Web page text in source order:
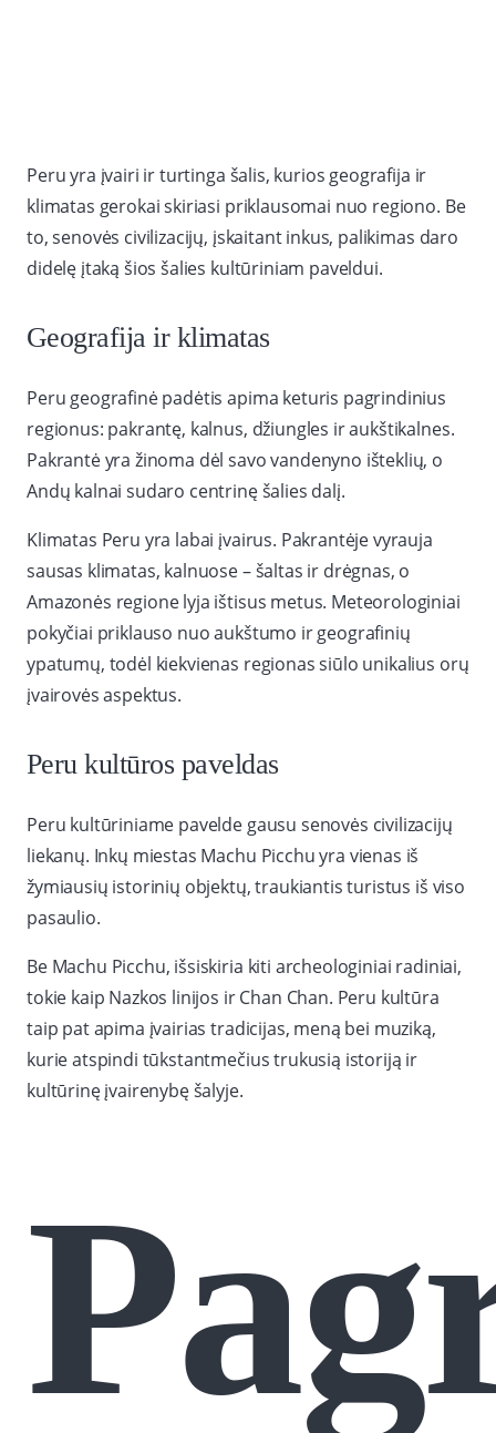
Peru yra įvairi ir turtinga šalis, kurios geografija ir
klimatas gerokai skiriasi priklausomai nuo regiono. Be
to, senovės civilizacijų, įskaitant inkus, palikimas daro
didelę įtaką šios šalies kultūriniam paveldui.
Geografija ir klimatas
Peru geografinė padėtis apima keturis pagrindinius
regionus: pakrantę, kalnus, džiungles ir aukštikalnes.
Pakrantė yra žinoma dėl savo vandenyno išteklių, o
Andų kalnai sudaro centrinę šalies dalį.
Klimatas Peru yra labai įvairus. Pakrantėje vyrauja
sausas klimatas, kalnuose – šaltas ir drėgnas, o
Amazonės regione lyja ištisus metus. Meteorologiniai
pokyčiai priklauso nuo aukštumo ir geografinių
ypatumų, todėl kiekvienas regionas siūlo unikalius orų
įvairovės aspektus.
Peru kultūros paveldas
Peru kultūriniame pavelde gausu senovės civilizacijų
liekanų. Inkų miestas Machu Picchu yra vienas iš
žymiausių istorinių objektų, traukiantis turistus iš viso
pasaulio.
Be Machu Picchu, išsiskiria kiti archeologiniai radiniai,
tokie kaip Nazkos linijos ir Chan Chan. Peru kultūra
taip pat apima įvairias tradicijas, meną bei muziką,
kurie atspindi tūkstantmečius trukusią istoriją ir
kultūrinę įvairenybę šalyje.